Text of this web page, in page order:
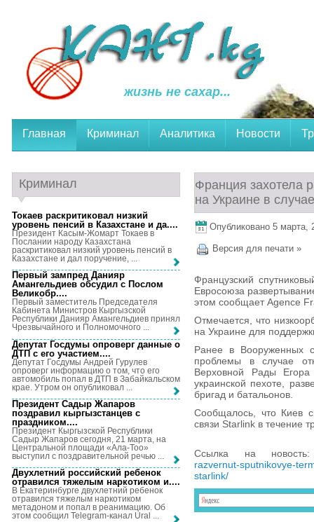
жизнь не сахар...
Главная Криминал Аналитика Новости
Франция захотела
на Украине в
Опубликовано 5 марта,
Версия для печати »
Французский
Евросоюза
этом сообщает Agence
Отмечается, что
на Украине для
Ранее в Вооруженных
проблемы в случае
Верховной Рады Егора
украинской пехоте,
бригад и батальонов.
Сообщалось, что Киев
связи Starlink в течение
Ссылка на
razvernut-sputnikovye-
starlink/
Криминал
Токаев раскритиковал низкий
уровень пенсий в Казахстане и да....
Президент Касым-Жомарт Токаев в
Послании народу Казахстана
раскритиковал низкий уровень пенсий в
Казахстане и дал поручение, ...
Первый зампред Данияр
Амангельдиев обсудил с Послом
Великобр....
Первый заместитель Председателя
Кабинета Министров Кыргызской
Республики Данияр Амангельдиев принял
Чрезвычайного и Полномочного ...
Депутат Госдумы опроверг данные о
ДТП с его участием....
Депутат Госдумы Андрей Гурулев
опроверг информацию о том, что его
автомобиль попал в ДТП в Забайкальском
крае. Утром он опубликовал ...
Президент Садыр Жапаров
поздравил кыргызстанцев с
праздником....
Президент Кыргызской Республики
Садыр Жапаров сегодня, 21 марта, на
Центральной площади «Ала-Тоо»
выступил с поздравительной речью ...
Двухлетний российский ребенок
отравился тяжелым наркотиком и....
В Екатеринбурге двухлетний ребенок
отравился тяжелым наркотиком
метадоном и попал в реанимацию. Об
этом сообщил Telegram-канал Ural ...